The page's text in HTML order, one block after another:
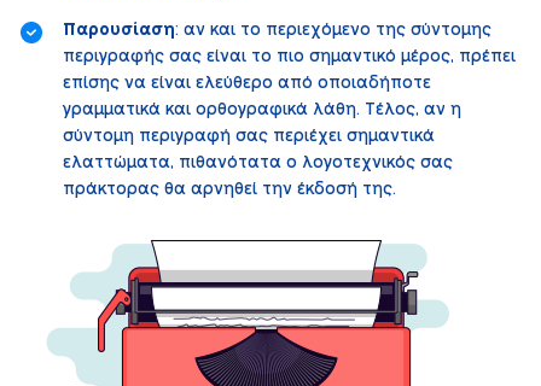
Παρουσίαση: αν και το περιεχόμενο της σύντομης
περιγραφής σας είναι το πιο σημαντικό μέρος, πρέπει
επίσης να είναι ελεύθερο από οποιαδήποτε
γραμματικά και ορθογραφικά λάθη. Τέλος, αν η
σύντομη περιγραφή σας περιέχει σημαντικά
ελαττώματα, πιθανότατα ο λογοτεχνικός σας
πράκτορας θα αρνηθεί την έκδοσή της.